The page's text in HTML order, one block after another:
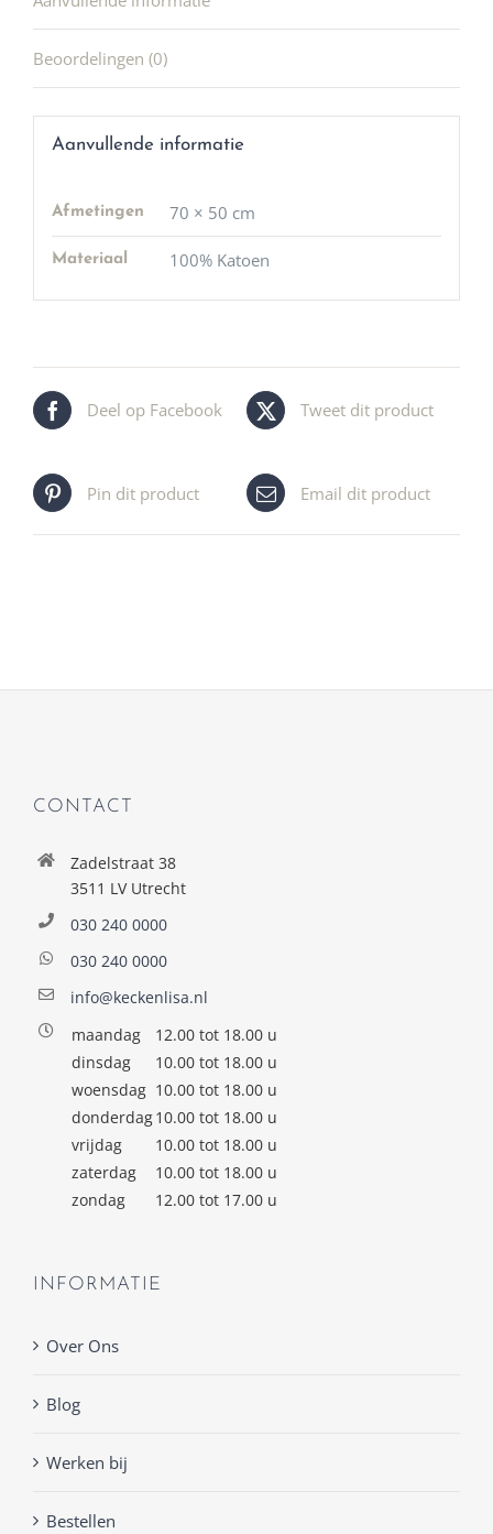
Beoordelingen (0)
Aanvullende informatie
Afmetingen 70 × 50 cm
Materiaal 100% Katoen
Deel op Facebook Tweet dit product
Pin dit product Email dit product
CONTACT
Zadelstraat 38
3511 LV Utrecht
030 240 0000
030 240 0000
info@keckenlisa.nl
maandag
12.00 tot 18.00 u
dinsdag
10.00 tot 18.00 u
woensdag 10.00 tot 18.00 u
donderdag10.00 tot 18.00 u
vrijdag
10.00 tot 18.00 u
zaterdag
10.00 tot 18.00 u
zondag
12.00 tot 17.00 u
INFORMATIE
Over Ons
Blog
Werken bij
Bestellen